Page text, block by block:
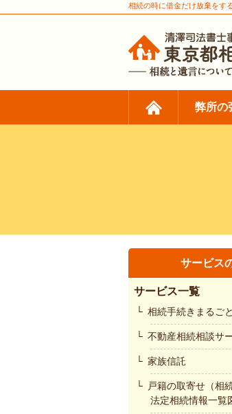
相続の時に借金だけ放棄をす
弊所の
サービス
サービス一覧
相続手続きまるご
不動産相続相談サ
家族信託
戸籍の取寄せ（相
法定相続情報一覧